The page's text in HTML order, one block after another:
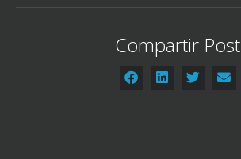
Compartir Post